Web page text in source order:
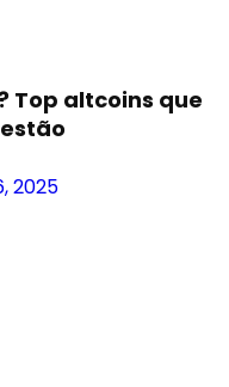
Top altcoins que
2025